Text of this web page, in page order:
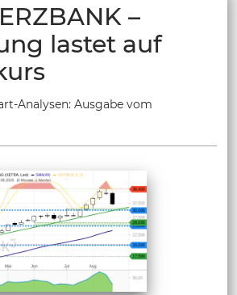
–
lastet auf
Analysen: Ausgabe vom